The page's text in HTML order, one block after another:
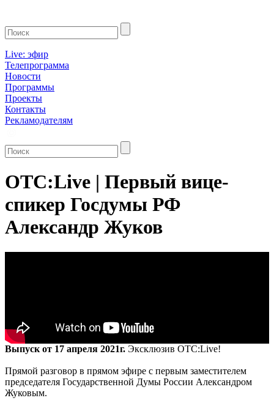
Live: эфир
Телепрограмма
Новости
Программы
Проекты
Контакты
Рекламодателям
ОТС:Live | Первый вице-
спикер Госдумы РФ
Александр Жуков
Выпуск от 17 апреля 2021г. Эксклюзив ОТС:Live!
Прямой разговор в прямом эфире с первым заместителем
председателя Государственной Думы России Александром
Жуковым.